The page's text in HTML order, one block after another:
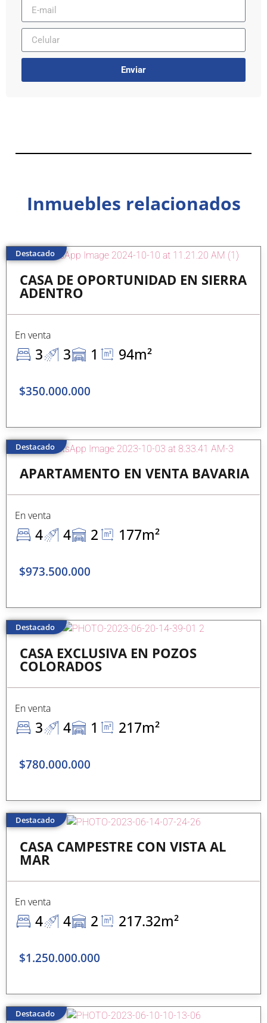
Enviar
Inmuebles relacionados
CASA DE OPORTUNIDAD EN SIERRA
ADENTRO
En venta
3 3 1 94m²
$350.000.000
Destacado
APARTAMENTO EN VENTA BAVARIA
En venta
4 4 2 177m²
$973.500.000
Destacado
CASA EXCLUSIVA EN POZOS
COLORADOS
En venta
3 4 1 217m²
$780.000.000
Destacado
CASA CAMPESTRE CON VISTA AL
MAR
En venta
4 4 2 217.32m²
$1.250.000.000
Destacado
Destacado